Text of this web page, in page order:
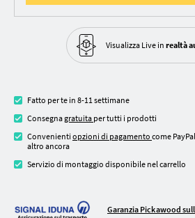
Visualizza Live in realtà
Fatto per te in 8-11 settimane
Consegnagratuita per tutti i prodotti
Convenienti opzioni di pagamento come
altro ancora
Servizio di montaggio disponibile nel carrello
Garanzia Pickawood